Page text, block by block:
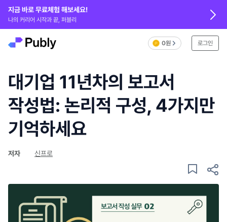
지금 바로 무료체험 해보세요!
나의 커리어 시작과 끝, 퍼블리
0원 로그인
대기업 11년차의 보고서
작성법: 논리적 구성, 4가지만
기억하세요
저자 신프로